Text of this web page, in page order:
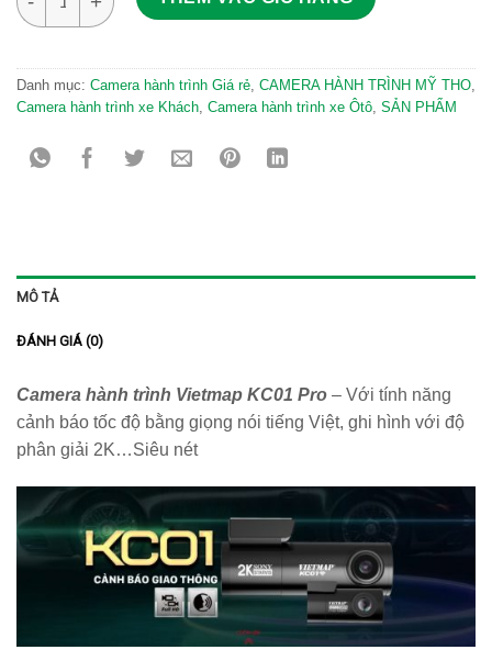
Danh mục: Camera hành trình Giá rẻ CAMERA HÀNH TRÌNH MỸ THO
Camera hành trình xe Khách Camera hành trình xe Ôtô SẢN PHẨM
MÔ TẢ
ĐÁNH GIÁ (0)
Camera hành trình Vietmap KC01 Pro – Với tính năng
cảnh báo tốc độ bằng giọng nói tiếng Việt, ghi hình với độ
phân giải 2K…Siêu nét